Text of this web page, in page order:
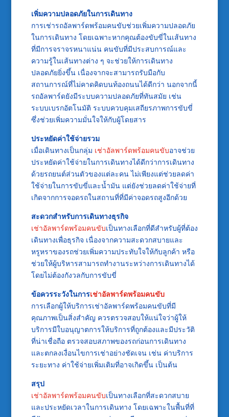
เพิ่มความปลอดภัยในการเดินทาง
การเช่ารถอัลพาร์ดพร้อมคนขับช่วยเพิ่มความปลอดภัย
ในการเดินทาง โดยเฉพาะหากคุณต้องขับขี่ในเส้นทาง
ที่มีการจราจรหนาแน่น คนขับที่มีประสบการณ์และ
ความรู้ในเส้นทางต่าง ๆ จะช่วยให้การเดินทาง
ปลอดภัยยิ่งขึ้น เนื่องจากจะสามารถรับมือกับ
สถานการณ์ที่ไม่คาดคิดบนท้องถนนได้ดีกว่า นอกจากนี้
รถอัลพาร์ดยังมีระบบความปลอดภัยที่ทันสมัย เช่น
ระบบเบรกอัตโนมัติ ระบบควบคุมเสถียรภาพการขับขี่
ซึ่งช่วยเพิ่มความมั่นใจให้กับผู้โดยสาร
ประหยัดค่าใช้จ่ายรวม
เมื่อเดินทางเป็นกลุ่ม เช่าอัลพาร์ดพร้อมคนขับอาจช่วย
ประหยัดค่าใช้จ่ายในการเดินทางได้ดีกว่าการเดินทาง
ด้วยรถยนต์ส่วนตัวของแต่ละคน ไม่เพียงแต่ช่วยลดค่า
ใช้จ่ายในการขับขี่และน้ำมัน แต่ยังช่วยลดค่าใช้จ่ายที่
เกิดจากการจอดรถในสถานที่ที่มีค่าจอดรถสูงอีกด้วย
สะดวกสำหรับการเดินทางธุรกิจ
เช่าอัลพาร์ดพร้อมคนขับเป็นทางเลือกที่ดีสำหรับผู้ที่ต้อง
เดินทางเพื่อธุรกิจ เนื่องจากความสะดวกสบายและ
หรูหราของรถช่วยเพิ่มความประทับใจให้กับลูกค้า หรือ
ช่วยให้ผู้บริหารสามารถทำงานระหว่างการเดินทางได้
โดยไม่ต้องกังวลกับการขับขี่
ข้อควรระวังในการเช่าอัลพาร์ดพร้อมคนขับ
การเลือกผู้ให้บริการเช่าอัลพาร์ดพร้อมคนขับที่มี
คุณภาพเป็นสิ่งสำคัญ ควรตรวจสอบให้แน่ใจว่าผู้ให้
บริการมีใบอนุญาตการให้บริการที่ถูกต้องและมีประวัติ
ที่น่าเชื่อถือ ตรวจสอบสภาพของรถก่อนการเดินทาง
และตกลงเงื่อนไขการเช่าอย่างชัดเจน เช่น ค่าบริการ
ระยะทาง ค่าใช้จ่ายเพิ่มเติมที่อาจเกิดขึ้น เป็นต้น
สรุป
เช่าอัลพาร์ดพร้อมคนขับเป็นทางเลือกที่สะดวกสบาย
และประหยัดเวลาในการเดินทาง โดยเฉพาะในพื้นที่ที่